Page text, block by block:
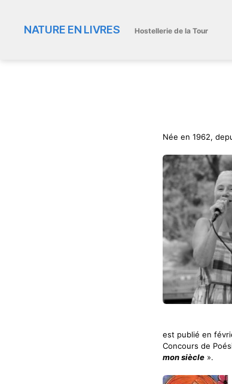
NATURE EN LIVRES Hostellerie de la Tour
Née en 1962,
est publié en
Concours de
mon siècle ».